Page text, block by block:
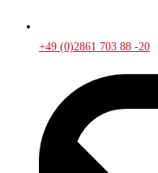
+49 (0)2861 703 88 -20